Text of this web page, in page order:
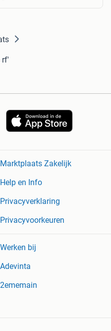
rf'
Marktplaats Zakelijk
Help en Info
Privacyverklaring
Privacyvoorkeuren
Werken bij
Adevinta
2ememain